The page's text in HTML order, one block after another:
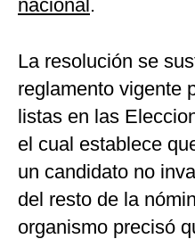
nacional.
La resolución se
reglamento vigente
listas en las
el cual establece
un candidato no
del resto de la
organismo precisó